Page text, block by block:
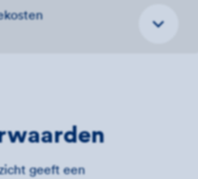
geeft een